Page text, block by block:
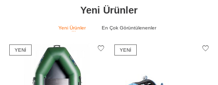
Yeni Ürünler
Yeni Ürünler En Çok Görüntülenenler
YENI YENI